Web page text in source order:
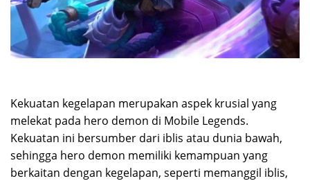
Kekuatan kegelapan merupakan aspek krusial yang
melekat pada hero demon di Mobile Legends.
Kekuatan ini bersumber dari iblis atau dunia bawah,
sehingga hero demon memiliki kemampuan yang
berkaitan dengan kegelapan, seperti memanggil iblis,